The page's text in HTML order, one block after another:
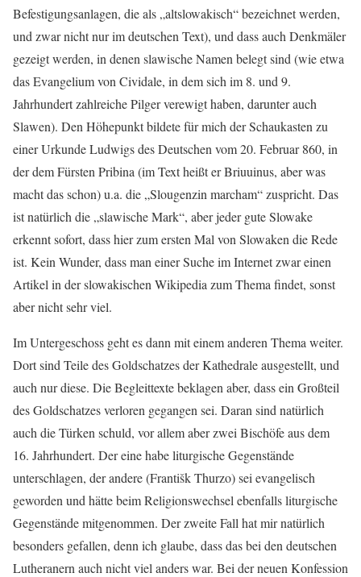
Befestigungsanlagen, die als „altslowakisch“ bezeichnet werden,
und zwar nicht nur im deutschen Text), und dass auch Denkmäler
gezeigt werden, in denen slawische Namen belegt sind (wie etwa
das Evangelium von Cividale, in dem sich im 8. und 9.
Jahrhundert zahlreiche Pilger verewigt haben, darunter auch
Slawen). Den Höhepunkt bildete für mich der Schaukasten zu
einer Urkunde Ludwigs des Deutschen vom 20. Februar 860, in
der dem Fürsten Pribina (im Text heißt er Briuuinus, aber was
macht das schon) u.a. die „Slougenzin marcham“ zuspricht. Das
ist natürlich die „slawische Mark“, aber jeder gute Slowake
erkennt sofort, dass hier zum ersten Mal von Slowaken die Rede
ist. Kein Wunder, dass man einer Suche im Internet zwar einen
Artikel in der slowakischen Wikipedia zum Thema findet, sonst
aber nicht sehr viel.
Im Untergeschoss geht es dann mit einem anderen Thema weiter.
Dort sind Teile des Goldschatzes der Kathedrale ausgestellt, und
auch nur diese. Die Begleittexte beklagen aber, dass ein Großteil
des Goldschatzes verloren gegangen sei. Daran sind natürlich
auch die Türken schuld, vor allem aber zwei Bischöfe aus dem
16. Jahrhundert. Der eine habe liturgische Gegenstände
unterschlagen, der andere (Františk Thurzo) sei evangelisch
geworden und hätte beim Religionswechsel ebenfalls liturgische
Gegenstände mitgenommen. Der zweite Fall hat mir natürlich
besonders gefallen, denn ich glaube, dass das bei den deutschen
Lutheranern auch nicht viel anders war. Bei der neuen Konfession